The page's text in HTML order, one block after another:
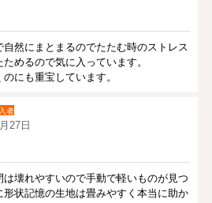
然にまとまるのでたたむ時のストレス
めるので気に入っています。
にも重宝しています。
者
27日
壊れやすいので手動で軽いものが見つ
状記憶の生地は畳みやすく本当に助か